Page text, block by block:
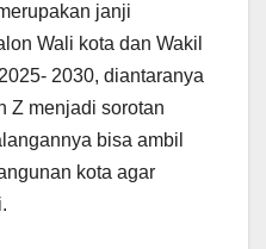
janji
Wali kota dan Wakil
2030, diantaranya
Z menjadi sorotan
bisa ambil
kota agar